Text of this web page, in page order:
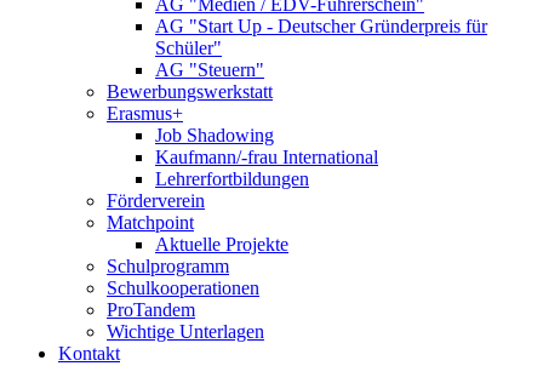
AG "Medien / EDV-Führerschein"
AG "Start Up - Deutscher Gründerpreis für
Schüler"
AG "Steuern"
Bewerbungswerkstatt
Erasmus+
Job Shadowing
Kaufmann/-frau International
Lehrerfortbildungen
Förderverein
Matchpoint
Aktuelle Projekte
Schulprogramm
Schulkooperationen
ProTandem
Wichtige Unterlagen
Kontakt